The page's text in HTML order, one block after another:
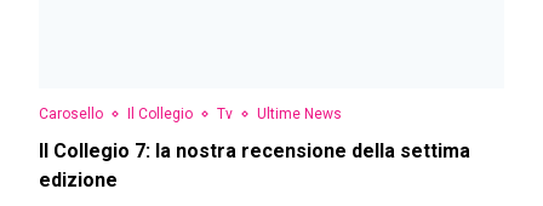
Carosello Il Collegio Tv Ultime News
Il Collegio 7: la nostra recensione della settima
edizione